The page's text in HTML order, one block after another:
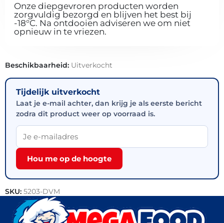
Onze diepgevroren producten worden
zorgvuldig bezorgd en blijven het best bij
-18°C. Na ontdooien adviseren we om niet
opnieuw in te vriezen.
Beschikbaarheid: Uitverkocht
Tijdelijk uitverkocht
Laat je e-mail achter, dan krijg je als eerste bericht
zodra dit product weer op voorraad is.
Hou me op de hoogte
SKU: 5203-DVM
Categorie: Outlet